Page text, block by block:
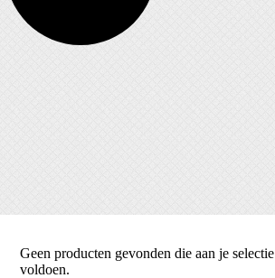
Geen producten gevonden die aan je selectie
voldoen.